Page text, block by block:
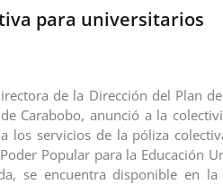
para universitarios
de la Dirección del Plan de
Carabobo, anunció a la
los servicios de la póliza
Popular para la Educación
se encuentra disponible en la